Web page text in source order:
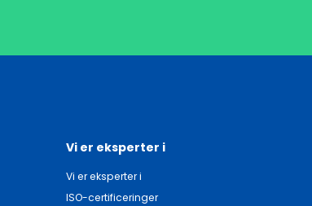
Vi er eksperter i
Vi er eksperter i
ISO-certificeringer